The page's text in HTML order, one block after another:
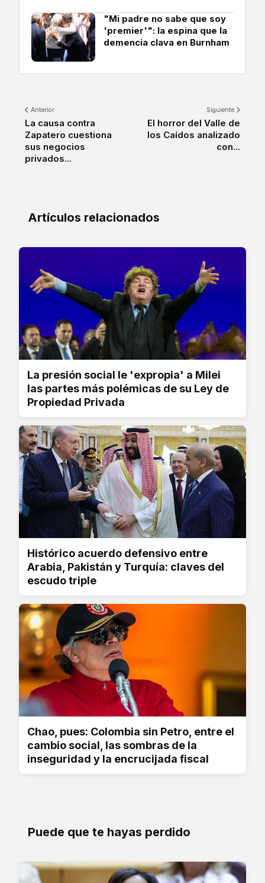
"Mi padre no sabe que soy
'premier'": la espina que la
demencia clava en Burnham
Anterior
La causa contra
Zapatero cuestiona
sus negocios
privados...
Siguiente
El horror del Valle de
los Caídos analizado
con...
Artículos relacionados
La presión social le 'expropia' a Milei
las partes más polémicas de su Ley de
Propiedad Privada
Histórico acuerdo defensivo entre
Arabia, Pakistán y Turquía: claves del
escudo triple
Chao, pues: Colombia sin Petro, entre el
cambio social, las sombras de la
inseguridad y la encrucijada fiscal
Puede que te hayas perdido